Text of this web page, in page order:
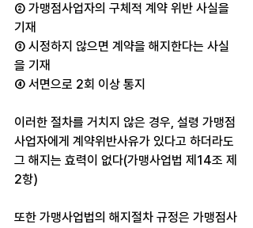
② 가맹점사업자의 구체적 계약 위반 사실을
기재
③ 시정하지 않으면 계약을 해지한다는 사실
을 기재
④ 서면으로 2회 이상 통지
이러한 절차를 거치지 않은 경우, 설령 가맹점
사업자에게 계약위반사유가 있다고 하더라도
그 해지는 효력이 없다(가맹사업법 제14조 제
2항)
또한 가맹사업법의 해지절차 규정은 가맹점사